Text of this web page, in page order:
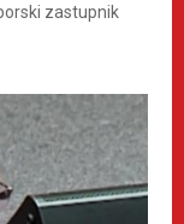
zastupnik